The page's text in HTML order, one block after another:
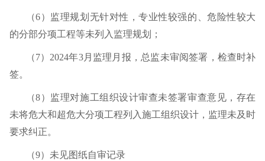
（6）监理规划无针对性，专业性较强的、危险性较大
的分部分项工程等未列入监理规划；
（7） 2024年3月监理月报，总监未审阅签署，检查时补
签。
（8）监理对施工组织设计审查未签署审查意见，存在
未将危大和超危大分项工程列入施工组织设计，监理未及时
要求纠正。
（9）未见图纸自审记录